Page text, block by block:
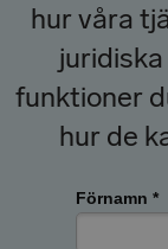
hur våra
funktioner
hur de